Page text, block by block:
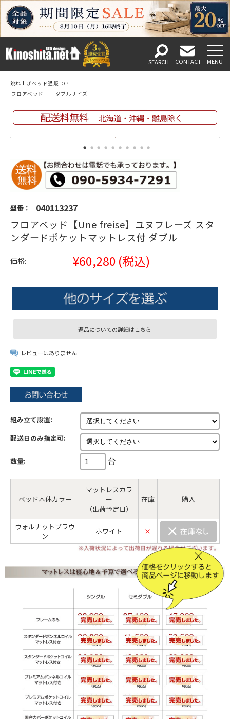
跳ね上げベッド通販TOP
フロアベッド
ダブルサイズ
型番： 040113237
フロアベッド【Une freise】ユヌフレーズ スタ
ンダードポケットマットレス付 ダブル
価格: ¥60,280 (税込)
返品についての詳細はこちら
レビューはありません
組み立て設置:
配送日のみ指定可:
数量: 台
ベッド本体カラー
マットレスカラ
ー
（出荷予定日）
在庫 購入
ウォルナットブラウ
ン
ホワイト ×